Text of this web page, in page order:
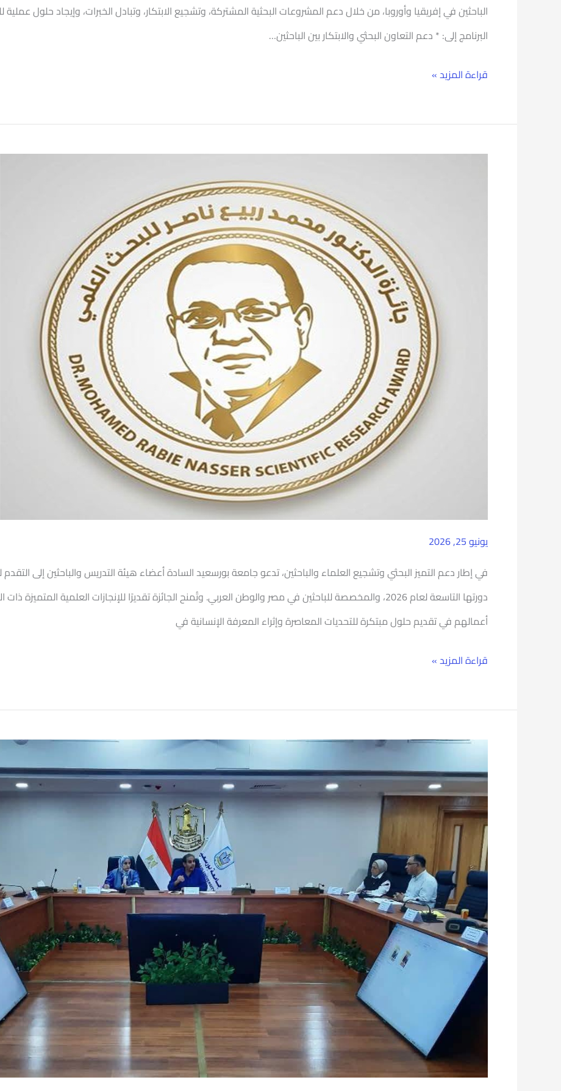
الباحثين في إفريقيا وأوروبا، من خلال دعم المشروعات البحثية المشتركة، وتشجيع الابتكار، وتبادل الخبرات، وإيجاد حلول
البرنامج إلى: * دعم التعاون البحثي والابتكار بين الباحثين…
قراءة المزيد »
يونيو 25, 2026
في إطار دعم التميز البحثي وتشجيع العلماء والباحثين، تدعو جامعة بورسعيد السادة أعضاء هيئة التدريس والباحثين إلى
دورتها التاسعة لعام 2026، والمخصصة للباحثين في مصر والوطن العربي. وتُمنح الجائزة تقديرًا للإنجازات العلمية
أعمالهم في تقديم حلول مبتكرة للتحديات المعاصرة وإثراء المعرفة الإنسانية في
قراءة المزيد »
جامعة
بورسعيد
تطلق
خطة
تسويقية
متكاملة
للبرامج
المميزة
وتستهدف
التوسع
الوافدين